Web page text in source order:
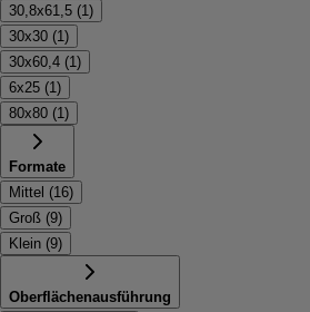
30,8x61,5 (1 )
30x30 (1 )
30x60,4 (1 )
6x25 (1 )
80x80 (1 )
Formate
Mittel (16)
Groß (9)
Klein (9)
Oberflächenausführung